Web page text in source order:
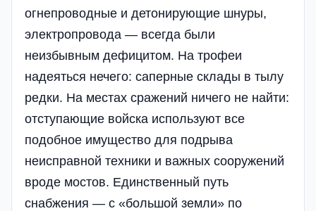
огнепроводные и детонирующие шнуры,
электропровода — всегда были
неизбывным дефицитом. На трофеи
надеяться нечего: саперные склады в тылу
редки. На местах сражений ничего не найти:
отступающие войска используют все
подобное имущество для подрыва
неисправной техники и важных сооружений
вроде мостов. Единственный путь
снабжения — с «большой земли» по